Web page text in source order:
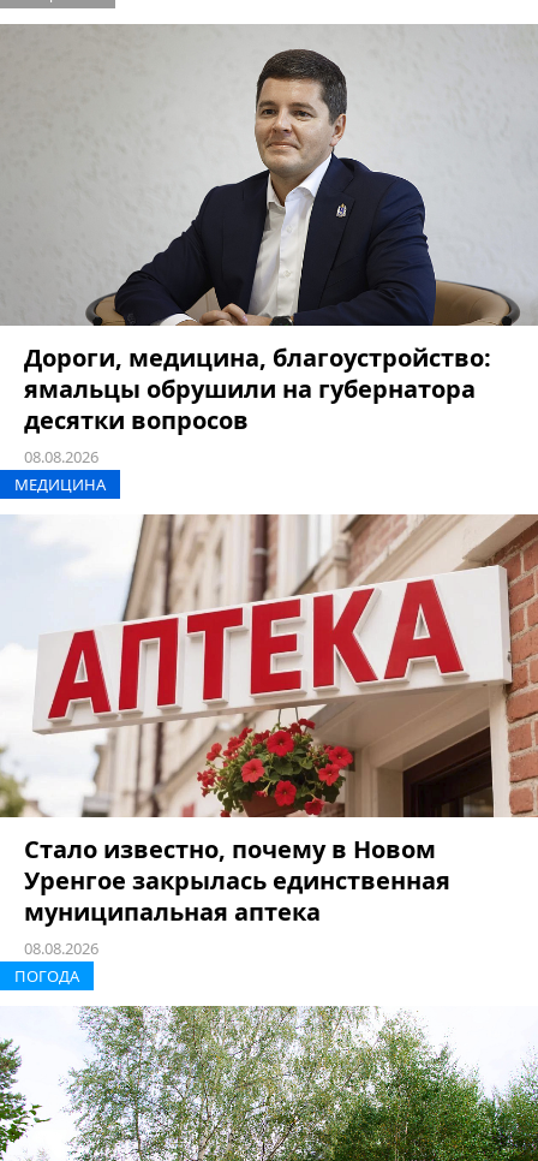
Дороги, медицина, благоустройство:
ямальцы обрушили на губернатора
десятки вопросов
08.08.2026
МЕДИЦИНА
Стало известно, почему в Новом
Уренгое закрылась единственная
муниципальная аптека
08.08.2026
ПОГОДА